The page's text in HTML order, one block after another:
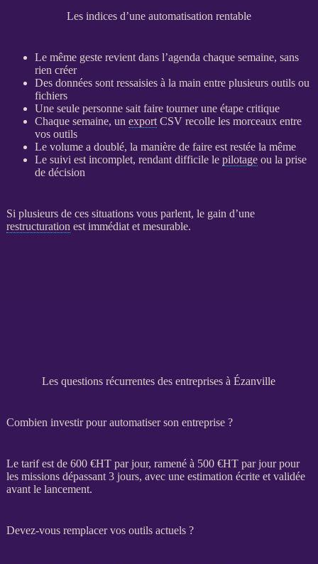
Les indices d’une automatisation rentable
Le même geste revient dans l’agenda chaque semaine, sans
rien créer
Des donnéessont ressaisies à la main entre plusieurs outils ou
fichiers
Une seule personne sait faire tourner une étape critique
Chaque semaine, un exportCSV recolle les morceaux entre
vos outils
Le volume a doublé, la manière de faire est restée la même
Le suivi est incomplet, rendant difficile le pilotageou la prise
de décision
Si plusieurs de ces situations vous parlent, le gain d’une
restructuration est immédiat et mesurable.
Les questions récurrentes des entreprises à Ézanville
Combien investir pour automatiser son entreprise ?
Le tarif est de 600 €HTpar jour, ramené à 500 €HTpar jour pour
les missionsdépassant 3 jours, avec une estimation écrite et validée
avant le lancement.
Devez-vous remplacer vos outils actuels ?